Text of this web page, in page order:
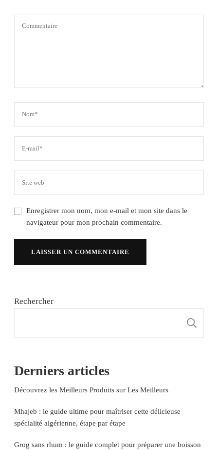
Enregistrer mon nom, mon e-mail et mon site dans le
navigateur pour mon prochain commentaire.
Rechercher
Derniers articles
Découvrez les Meilleurs Produits sur Les Meilleurs
Mhajeb : le guide ultime pour maîtriser cette délicieuse
spécialité algérienne, étape par étape
Grog sans rhum : le guide complet pour préparer une boisson